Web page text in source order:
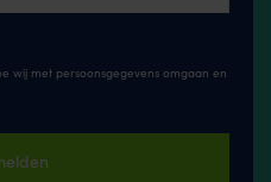
wij met persoonsgegevens omgaan en